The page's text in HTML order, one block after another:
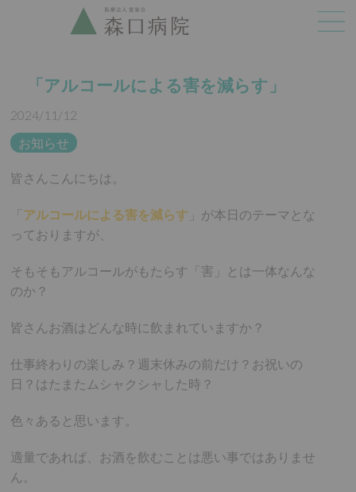
「アルコールによる害を減らす」
2024/11/12
お知らせ
皆さんこんにちは。
「 アルコールによる害を減らす 」が本日のテーマとな
っておりますが、
そもそもアルコールがもたらす「害」とは一体なんな
のか？
皆さんお酒はどんな時に飲まれていますか？
仕事終わりの楽しみ？週末休みの前だけ？お祝いの
日？はたまたムシャクシャした時？
色々あると思います。
適量であれば、お酒を飲むことは悪い事ではありませ
ん。